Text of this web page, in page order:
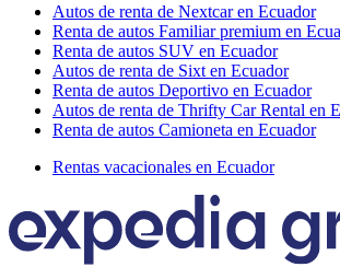
Autos de renta de Nextcar en Ecuador
Renta de autos Familiar premium en
Renta de autos SUV en Ecuador
Autos de renta de Sixt en Ecuador
Renta de autos Deportivo en Ecuador
Autos de renta de Thrifty Car Rental en
Renta de autos Camioneta en Ecuador
Rentas vacacionales en Ecuador